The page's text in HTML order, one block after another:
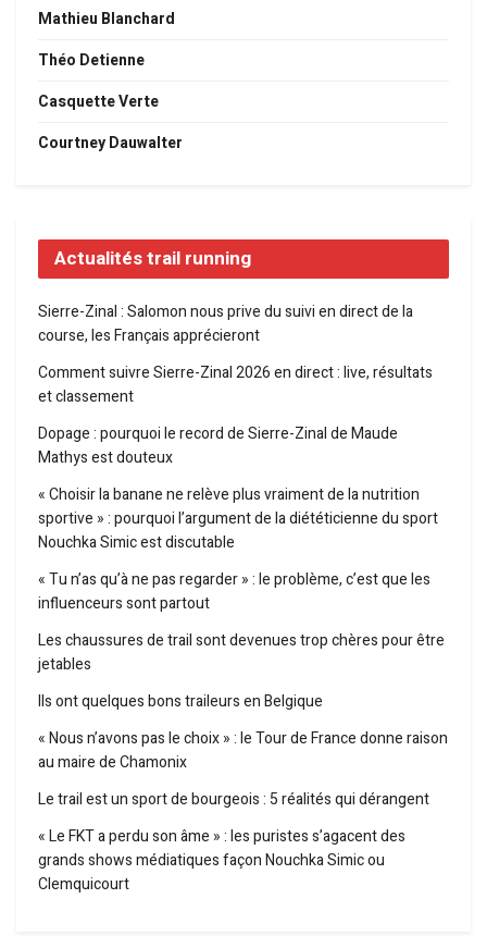
Mathieu Blanchard
Théo Detienne
Casquette Verte
Courtney Dauwalter
Actualités trail running
Sierre-Zinal : Salomon nous prive du suivi en direct de la
course, les Français apprécieront
Comment suivre Sierre-Zinal 2026 en direct : live, résultats
et classement
Dopage : pourquoi le record de Sierre-Zinal de Maude
Mathys est douteux
« Choisir la banane ne relève plus vraiment de la nutrition
sportive » : pourquoi l’argument de la diététicienne du sport
Nouchka Simic est discutable
« Tu n’as qu’à ne pas regarder » : le problème, c’est que les
influenceurs sont partout
Les chaussures de trail sont devenues trop chères pour être
jetables
Ils ont quelques bons traileurs en Belgique
« Nous n’avons pas le choix » : le Tour de France donne raison
au maire de Chamonix
Le trail est un sport de bourgeois : 5 réalités qui dérangent
« Le FKT a perdu son âme » : les puristes s’agacent des
grands shows médiatiques façon Nouchka Simic ou
Clemquicourt